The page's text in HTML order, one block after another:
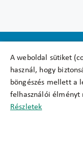
A weboldal sütiket
használ, hogy
böngészés mellett a
felhasználói élményt
Részletek